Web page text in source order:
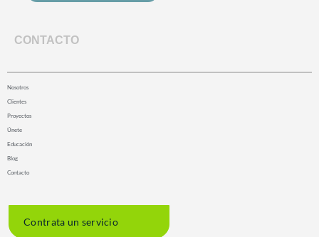
CONTACTO
Nosotros
Clientes
Proyectos
Únete
Educación
Blog
Contacto
Contrata un servicio